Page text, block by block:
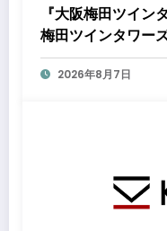
『大阪梅田ツイン
梅田ツインタワー
ブ』において8月
ーポレートPPA」
2026年8月7日